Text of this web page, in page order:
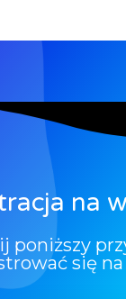
na
poniższy
się